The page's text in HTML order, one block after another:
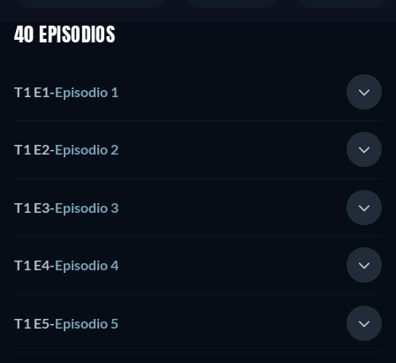
40 EPISODIOS
T1 E1-Episodio 1
T1 E2-Episodio 2
T1 E3-Episodio 3
T1 E4-Episodio 4
T1 E5-Episodio 5